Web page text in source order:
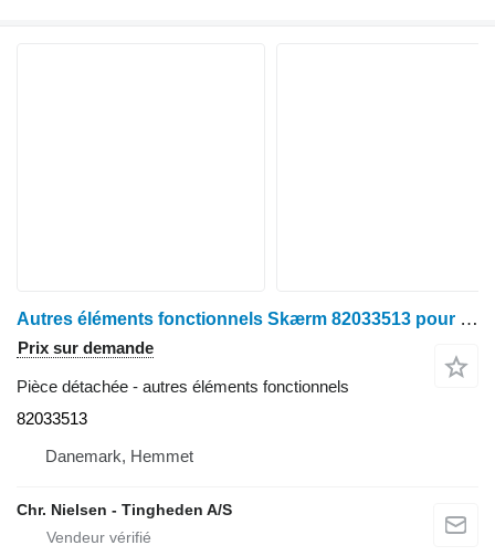
Autres éléments fonctionnels Skærm 82033513 pour tracteur à roues Case MXU135
Prix sur demande
Pièce détachée - autres éléments fonctionnels
82033513
Danemark, Hemmet
Chr. Nielsen - Tingheden A/S